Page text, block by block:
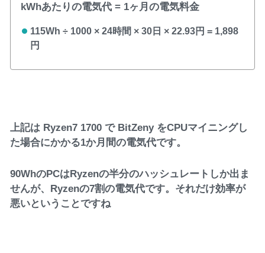
kWhあたりの電気代 = 1ヶ月の電気料金
115Wh ÷ 1000 × 24時間 × 30日 × 22.93円 = 1,898
円
上記は Ryzen7 1700 で BitZeny をCPUマイニングし
た場合にかかる1か月間の電気代です。
90WhのPCはRyzenの半分のハッシュレートしか出ま
せんが、Ryzenの7割の電気代です。それだけ効率が
悪いということですね